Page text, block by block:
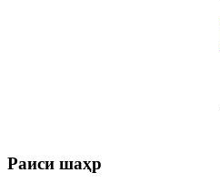
Раиси шаҳр